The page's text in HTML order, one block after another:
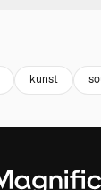
kunst